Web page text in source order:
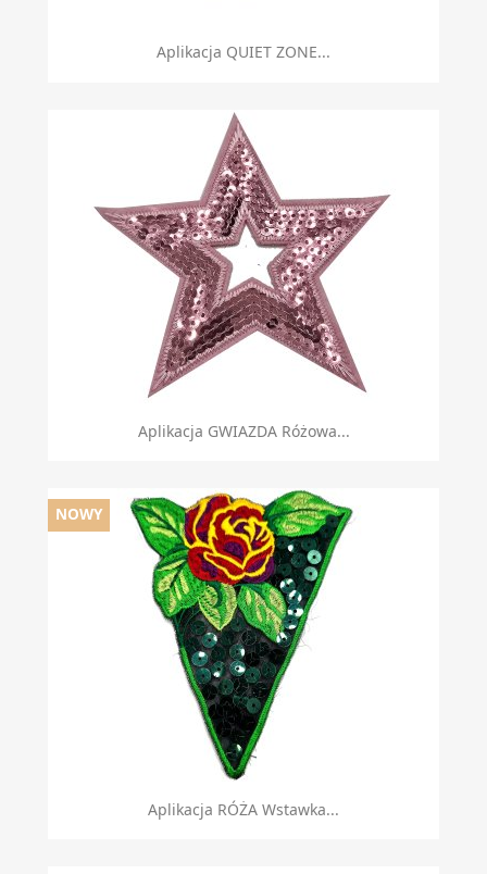
Aplikacja QUIET ZONE...
Aplikacja GWIAZDA Różowa...
Aplikacja RÓŻA Wstawka...
NOWY